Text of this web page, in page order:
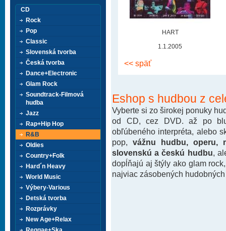
HART
1.1.2005
<< späť
Eshop s hudbou z
Vyberte si zo širokej ponuky
od CD, cez DVD. až po
obľúbeného interpréta, alebo
pop, vážnu hudbu, operu,
slovenskú a českú hudbu ,
dopĺňajú aj štýly ako glam
najviac zásobených
CD
Rock
Pop
Classic
Slovenská tvorba
Česká tvorba
Dance+Electronic
Glam Rock
Soundtrack-Filmová
hudba
Jazz
Rap+Hip Hop
R&B
Oldies
Country+Folk
Hard´n Heavy
World Music
Výbery-Various
Detská tvorba
Rozprávky
New Age+Relax